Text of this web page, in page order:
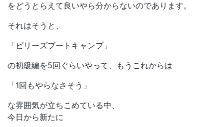
をどうとらえて良いやら分からないのであります。
それはそうと、
「ビリーズブートキャンプ」
の初級編を5回ぐらいやって、もうこれからは
「1回もやらなさそう」
な雰囲気が立ちこめている中、
今日から新たに